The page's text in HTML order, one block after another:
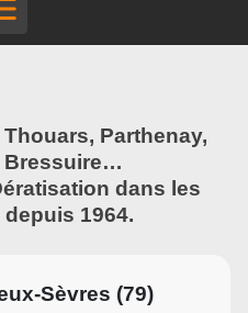
Parthenay,
Bressuire…
dans les
1964.
Sèvres (79)